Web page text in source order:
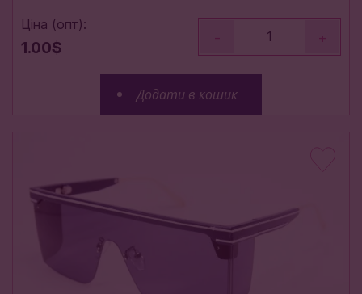
Ціна (опт):
1.00$
- +
Додати в кошик